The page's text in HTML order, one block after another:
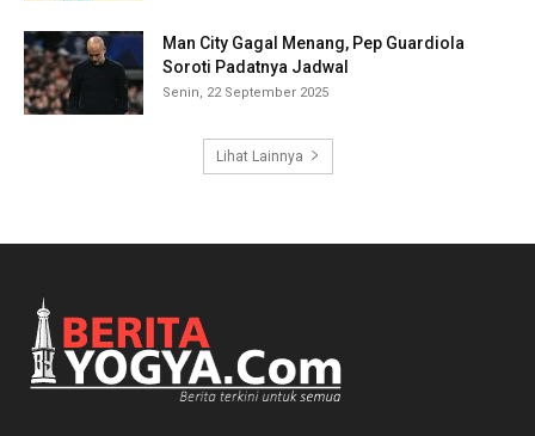
Man City Gagal Menang, Pep Guardiola
Soroti Padatnya Jadwal
Senin, 22 September 2025
Lihat Lainnya